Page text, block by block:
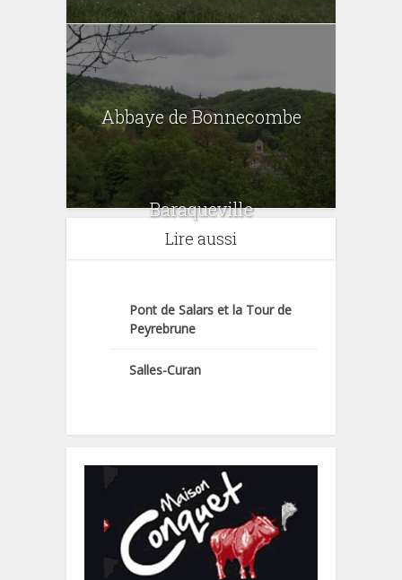
Abbaye de Bonnecombe
Baraqueville
Lire aussi
Pont de Salars et la Tour de
Peyrebrune
Salles-Curan